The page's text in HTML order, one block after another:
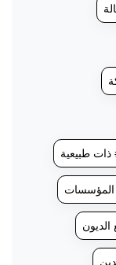
ذات طبيعية
المؤسسات